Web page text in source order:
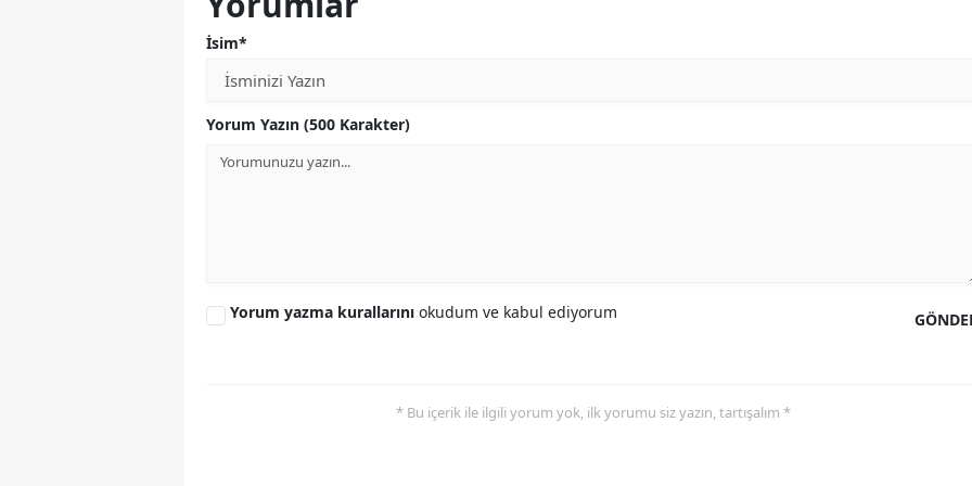
İsim*
Yorum Yazın (500 Karakter)
Yorum yazma kurallarını okudum ve kabul ediyorum
* Bu içerik ile ilgili yorum yok, ilk yorumu siz yazın, tartışalım *